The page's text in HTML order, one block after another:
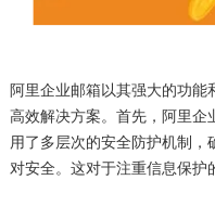
阿里企业邮箱以其强大的功
高效解决方案。首先，阿里企
用了多层次的安全防护机制
对安全。这对于注重信息保护